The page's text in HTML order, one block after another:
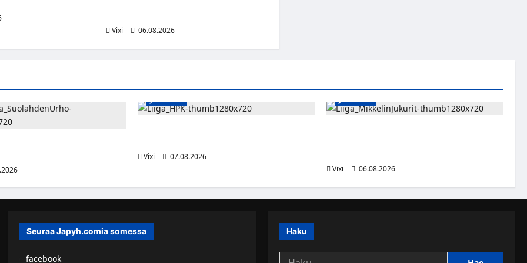
Vixi
06.08.2026
Jääkiekko
Vixi
07.08.2026
Jääkiekko
Vixi
06.08.2026
Seuraa Japyh.comia somessa
▹facebook
Haku
Haku: